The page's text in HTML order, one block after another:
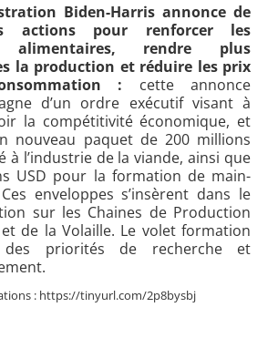
Biden-Harris annonce de
actions pour renforcer les
alimentaires, rendre plus
la production et réduire les prix
: cette annonce
d’un ordre exécutif visant à
la compétitivité économique, et
nouveau paquet de 200 millions
à l’industrie de la viande, ainsi que
USD pour la formation de main-
enveloppes s’insèrent dans le
sur les Chaines de Production
de la Volaille. Le volet formation
des priorités de recherche et
: https://tinyurl.com/2p8bysbj